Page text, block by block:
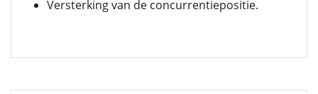
Versterking van de concurrentiepositie.